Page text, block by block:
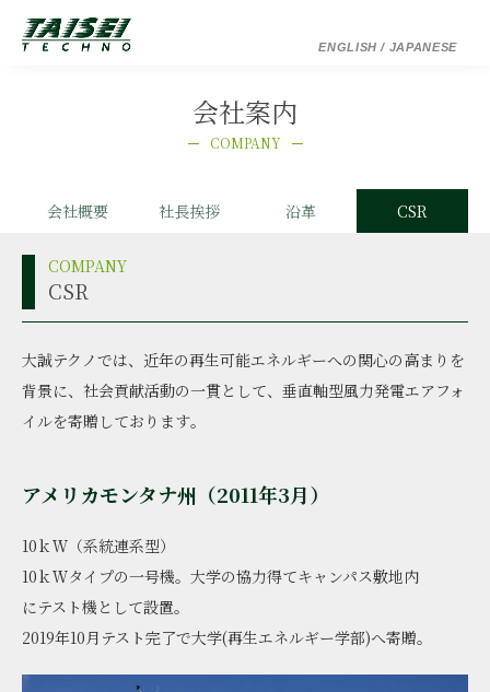
ENGLISH / JAPANESE
会社案内
COMPANY
会社概要 社長挨拶 沿革 CSR
COMPANY
CSR
大誠テクノでは、近年の再生可能エネルギーへの関心の高まりを
背景に、社会貢献活動の一貫として、 垂直軸型風力発電エアフォ
イルを寄贈しております｡
アメリカモンタナ州（2011年3月）
10ｋＷ（系統連系型）
10ｋＷタイプの一号機。大学の協力得てキャンパス敷地内
にテスト機として設置｡
2019年10月テスト完了で大学(再生エネルギー学部)へ寄贈｡